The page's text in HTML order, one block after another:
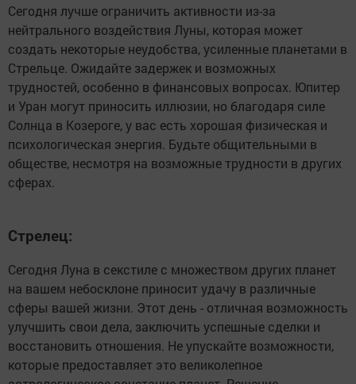
Сегодня лучше ограничить активности из-за
нейтрального воздействия Луны, которая может
создать некоторые неудобства, усиленные планетами в
Стрельце. Ожидайте задержек и возможных
трудностей, особенно в финансовых вопросах. Юпитер
и Уран могут приносить иллюзии, но благодаря силе
Солнца в Козероге, у вас есть хорошая физическая и
психологическая энергия. Будьте общительными в
обществе, несмотря на возможные трудности в других
сферах.
Стрелец:
Сегодня Луна в секстиле с множеством других планет
на вашем небосклоне приносит удачу в различные
сферы вашей жизни. Этот день - отличная возможность
улучшить свои дела, заключить успешные сделки и
восстановить отношения. Не упускайте возможности,
которые предоставляет это великолепное